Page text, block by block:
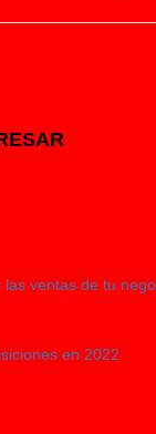
ventas de tu
en 2022